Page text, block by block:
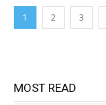
1 2 3
MOST READ